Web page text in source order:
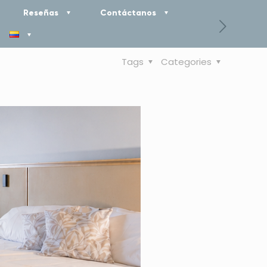
Reseñas Contáctanos
Categories
Tags